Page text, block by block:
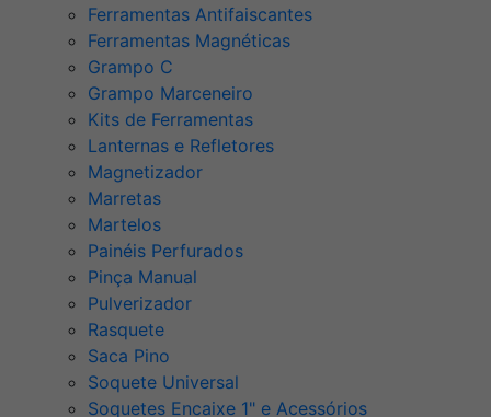
Ferramentas Antifaiscantes
Ferramentas Magnéticas
Grampo C
Grampo Marceneiro
Kits de Ferramentas
Lanternas e Refletores
Magnetizador
Marretas
Martelos
Painéis Perfurados
Pinça Manual
Pulverizador
Rasquete
Saca Pino
Soquete Universal
Soquetes Encaixe 1" e Acessórios